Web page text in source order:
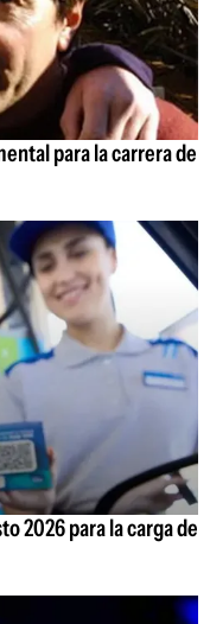
para la carrera de
2026 para la carga de